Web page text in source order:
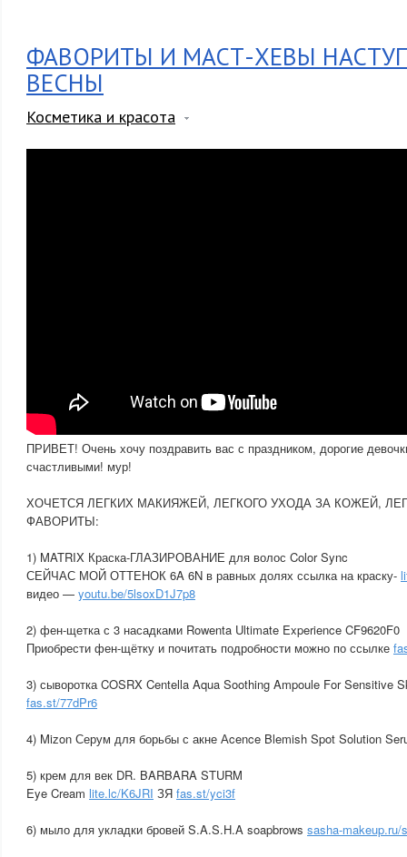
ФАВОРИТЫ И МАСТ-ХЕВЫ
ВЕСНЫ
Косметика и красота
ПРИВЕТ! Очень хочу поздравить вас с праздником, дорогие
счастливыми! мур!
ХОЧЕТСЯ ЛЕГКИХ МАКИЯЖЕЙ, ЛЕГКОГО УХОДА ЗА КОЖЕЙ,
ФАВОРИТЫ:
1) MATRIX Краска-ГЛАЗИРОВАНИЕ для волос Color Sync
СЕЙЧАС МОЙ ОТТЕНОК 6A 6N в равных долях ссылка на краску-
видео — youtu.be/5lsoxD1J7p8
2) фен-щетка с 3 насадками Rowenta Ultimate Experience CF9620F0
Приобрести фен-щётку и почитать подробности можно по ссылке
3) сыворотка COSRX Centella Aqua Soothing Ampoule For Sensitive
fas.st/77dPr6
4) Mizon Серум для борьбы с акне Аcence Blemish Spot Solution
5) крем для век DR. BARBARA STURM
Eye Cream lite.lc/K6JRI ЗЯ fas.st/yci3f
6) мыло для укладки бровей S.A.S.H.A soapbrows sasha-makeup.ru/